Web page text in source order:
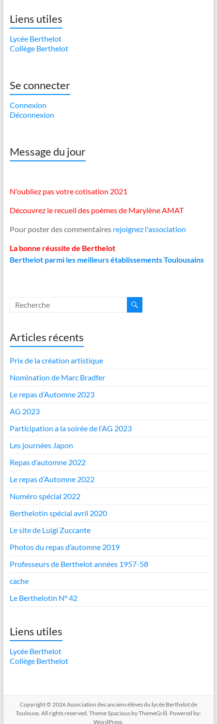
Liens utiles
Lycée Berthelot
Collège Berthelot
Se connecter
Connexion
Déconnexion
Message du jour
N'oubliez pas votre cotisation 2021
Découvrez le recueil des poèmes de Marylène AMAT
Pour poster des commentaires rejoignez l'association
La bonne réussite de Berthelot
Berthelot parmi les meilleurs établissements Toulousains
Articles récents
Prix de la création artistique
Nomination de Marc Bradfer
Le repas d’Automne 2023
AG 2023
Participation a la soirée de l’AG 2023
Les journées Japon
Repas d’automne 2022
Le repas d’Automne 2022
Numéro spécial 2022
Berthelotin spécial avril 2020
Le site de Luigi Zuccante
Photos du repas d’automne 2019
Professeurs de Berthelot années 1957-58
cache
Le Berthelotin N° 42
Liens utiles
Lycée Berthelot
Collège Berthelot
Copyright © 2026Association des anciens élèves du lycée Berthelot de
Toulouse . All rights reserved. ThemeSpacious by ThemeGrill. Powered by:
WordPress.